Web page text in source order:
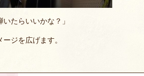
たらいいかな？」
ジを広げます。